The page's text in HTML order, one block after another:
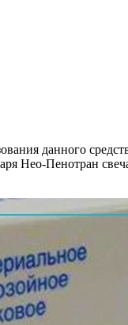
данного
Нео-Пенотран